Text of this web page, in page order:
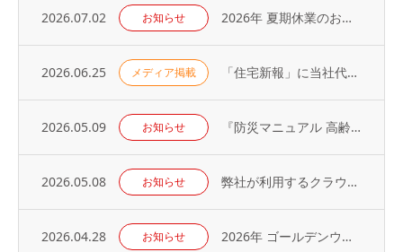
2026.07.02 お知らせ 2026年 夏期休業のお知らせ
2026.06.25 メディア掲載 「住宅新報」に当社代表の取材記事が掲載されました（2026年6月23日号）
2026.05.09 お知らせ 『防災マニュアル 高齢入居者・外国人入居者対応編』当社代表が制作に協力
2026.05.08 お知らせ 弊社が利用するクラウドサービスへの不正アクセス発生に関するお知らせとお詫び
2026.04.28 お知らせ 2026年 ゴールデンウィーク休業のお知らせ